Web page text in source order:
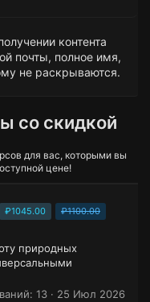
контента
почты, полное имя,
не раскрываются.
со скидкой
для вас, которыми вы
цене!
₽1045.00 ₽1100.00
природных
13 25 Июл 2026